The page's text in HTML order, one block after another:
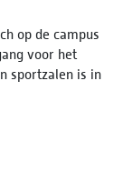
op de campus
voor het
sportzalen is in